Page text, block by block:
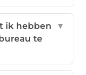
ik hebben
te
▼